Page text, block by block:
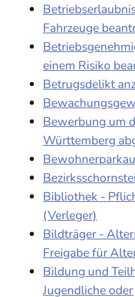
Fahrzeuge
einem Risiko
Betrugsdelikt
Bewerbung um
Württemberg
Bibliothek -
(Verleger)
Bildträger -
Freigabe für
Bildung und
Jugendliche